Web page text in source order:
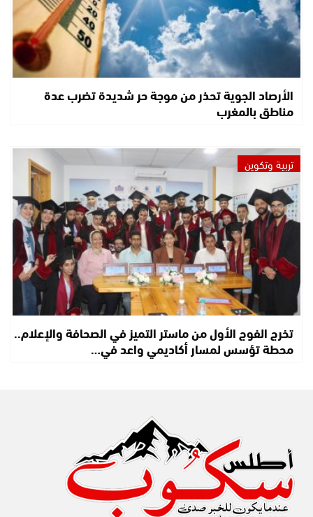
الأرصاد الجوية تحذر من موجة حر شديدة تضرب عدة
مناطق بالمغرب
تربية وتكوين
تخرج الفوج الأول من ماستر التميز في الصحافة والإعلام..
محطة تؤسس لمسار أكاديمي واعد في…